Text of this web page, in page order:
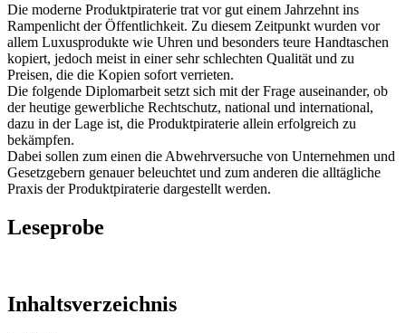
Die moderne Produktpiraterie trat vor gut einem Jahrzehnt ins
Rampenlicht der Öffentlichkeit. Zu diesem Zeitpunkt wurden vor
allem Luxusprodukte wie Uhren und besonders teure Handtaschen
kopiert, jedoch meist in einer sehr schlechten Qualität und zu
Preisen, die die Kopien sofort verrieten.
Die folgende Diplomarbeit setzt sich mit der Frage auseinander, ob
der heutige gewerbliche Rechtschutz, national und international,
dazu in der Lage ist, die Produktpiraterie allein erfolgreich zu
bekämpfen.
Dabei sollen zum einen die Abwehrversuche von Unternehmen und
Gesetzgebern genauer beleuchtet und zum anderen die alltägliche
Praxis der Produktpiraterie dargestellt werden.
Leseprobe
Inhaltsverzeichnis